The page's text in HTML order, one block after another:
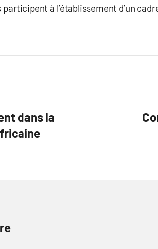
à l’établissement d’un
dans la